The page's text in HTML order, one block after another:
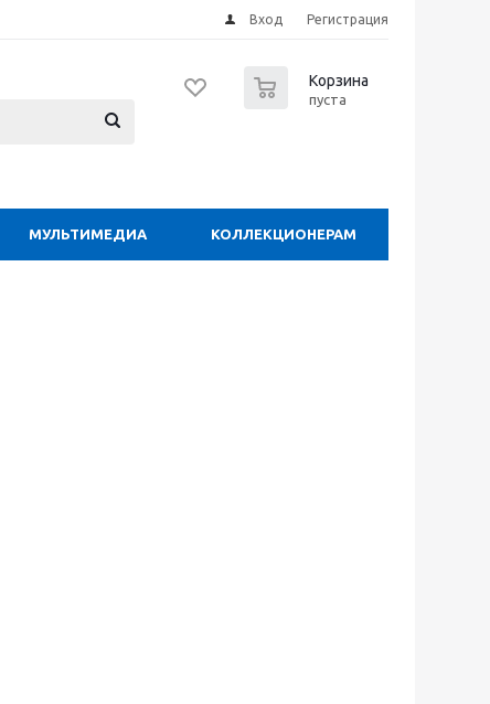
Вход Регистрация
Корзина
пуста
МУЛЬТИМЕДИА КОЛЛЕКЦИОНЕРАМ